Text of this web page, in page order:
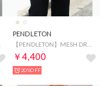
PENDLETON
￥4,400
20%OFF